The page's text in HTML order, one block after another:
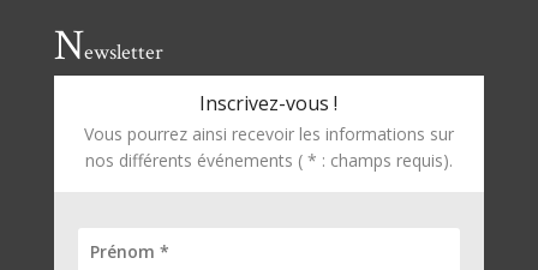
Newsletter
Inscrivez-vous !
Vous pourrez ainsi recevoir les informations sur
nos différents événements ( * : champs requis).